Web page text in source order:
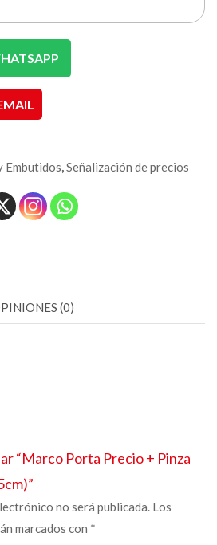
Embutidos,Señalización de precios
(0)
“Marco Porta Precio + Pinza
no será publicada. Los
marcados con *